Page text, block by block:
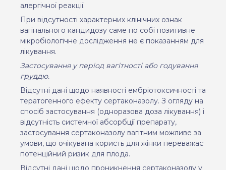
алергічної реакції.
При відсутності характерних клінічних ознак
вагінального кандидозу саме по собі позитивне
мікробіологічне дослідження не є показанням для
лікування.
Застосування у період вагітності або годування
груддю.
Відсутні дані щодо наявності ембріотоксичності та
тератогенного ефекту сертаконазолу. З огляду на
спосіб застосування (одноразова доза лікування) і
відсутність системної абсорбції препарату,
застосування сертаконазолу вагітним можливе за
умови, що очікувана користь для жінки переважає
потенційний ризик для плода.
Відсутні дані щодо проникнення сертаконазолу у